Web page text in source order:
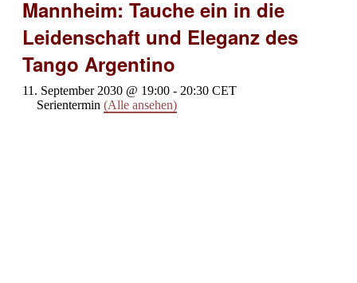
Mannheim: Tauche ein in die
Leidenschaft und Eleganz des
Tango Argentino
11. September 2030 @ 19:00 - 20:30 CET
Serientermin (Alle ansehen)